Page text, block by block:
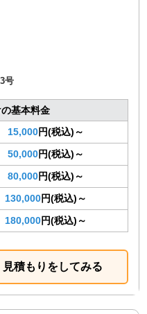
号
基本料金
15,000円(税込)～
50,000円(税込)～
80,000円(税込)～
130,000円(税込)～
180,000円(税込)～
積もりをしてみる